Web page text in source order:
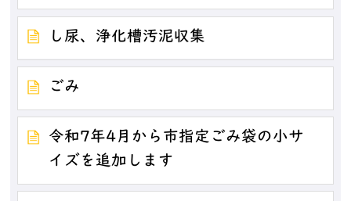
し尿、浄化槽汚泥収集
ごみ
令和7年4月から市指定ごみ袋の小サ
イズを追加します